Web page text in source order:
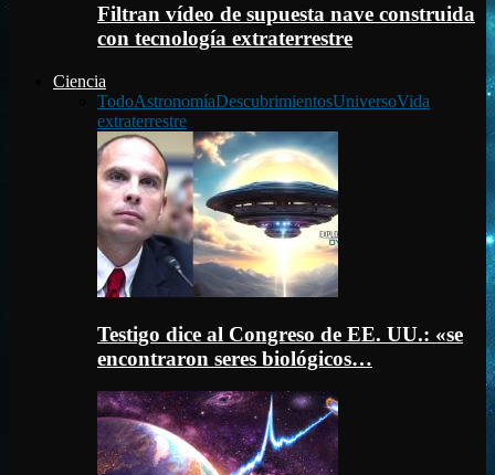
Filtran vídeo de supuesta nave construida
con tecnología extraterrestre
Ciencia
TodoAstronomíaDescubrimientosUniversoVida
extraterrestre
Testigo dice al Congreso de EE. UU.: «se
encontraron seres biológicos…